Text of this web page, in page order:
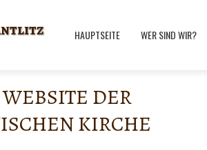
HAUPTSEITE WER SIND WIR?
DER
KIRCHE